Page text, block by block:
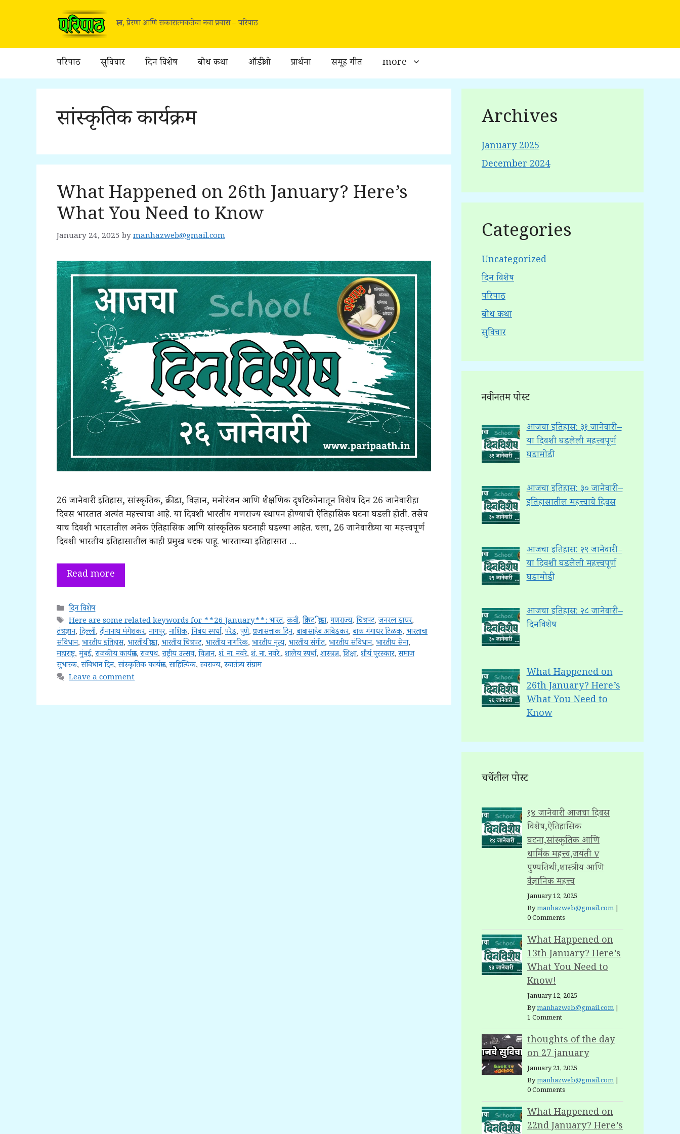
ज्ञान, प्रेरणा आणि सकारात्मकतेचा नवा प्रवास – परिपाठ
परिपाठ सुविचार दिन विशेष बोध कथा ऑडीओ प्रार्थना समूह गीत more
सांस्कृतिक कार्यक्रम
What Happened on 26th January? Here’s
What You Need to Know
January 24, 2025 bymanhazweb@gmail.com
26 जानेवारी: इतिहास, सांस्कृतिक, क्रीडा, विज्ञान, मनोरंजन आणि शैक्षणिक दृषटिकोनातून विशेष दिन 26 जानेवारी हा
दिवस भारतात अत्यंत महत्त्वाचा आहे. या दिवशी भारतीय गणराज्य स्थापन होण्याची ऐतिहासिक घटना घडली होती. तसेच
याच दिवशी भारतातील अनेक ऐतिहासिक आणि सांस्कृतिक घटनाही घडल्या आहेत. चला, 26 जानेवारीच्या या महत्त्वपूर्ण
दिवशी भारतीय इतिहासातील काही प्रमुख घटक पाहू. भारताच्या इतिहासात …
Read more
Categories
दिन विशेष
Tags
Here are some related keywords for **26 January**: भारत,कवी,क्रिकेट,क्रीडा,गणराज्य,चित्रपट,जनरल डायर,
तंत्रज्ञान,दिल्ली,दीनानाथ मंगेशकर, नागपूर, नाशिक,निबंध स्पर्धा,परेड,पुणे,प्रजासत्ताक दिन,बाबासाहेब आंबेडकर,बाळ गंगाधर टिळक, भारताचा
संविधान, भारतीय इतिहास, भारतीय क्रीडा, भारतीय चित्रपट, भारतीय नागरिक, भारतीय नृत्य, भारतीय संगीत, भारतीय संविधान, भारतीय सेना,
महाराष्ट्र,मुंबई, राजकीय कार्यक्रम, राजपथ, राष्ट्रीय उत्सव,विज्ञान, शं. ना. नवरे, शं. ना. नवरे., शालेय स्पर्धा, शास्त्रज्ञ,शिक्षा, शौर्य पुरस्कार, समाज
सुधारक, संविधान दिन, सांस्कृतिक कार्यक्रम, साहित्यिक, स्वराज्य, स्वातंत्र्य संग्राम
Leave a comment
Archives
January 2025
December 2024
Categories
Uncategorized
दिन विशेष
परिपाठ
बोध कथा
सुविचार
नवीनतम पोस्ट
आजचा इतिहास: ३१ जानेवारी –
या दिवशी घडलेली महत्त्वपूर्ण
घडामोडी
आजचा इतिहास: ३० जानेवारी –
इतिहासातील महत्त्वाचे दिवस
आजचा इतिहास: २९ जानेवारी –
या दिवशी घडलेली महत्त्वपूर्ण
घडामोडी
आजचा इतिहास: २८ जानेवारी –
दिनविशेष
What Happened on
26th January? Here’s
What You Need to
Know
चर्चेतील पोस्ट
१४ जानेवारी: आजचा दिवस
विशेष,ऐतिहासिक
घटना,सांस्कृतिक आणि
धार्मिक महत्त्व,जयंती v
पुण्यतिथी,शास्त्रीय आणि
वैज्ञानिक महत्त्व
January 12, 2025
Bymanhazweb@gmail.com
0 Comments
What Happened on
13th January? Here’s
What You Need to
Know!
January 12, 2025
Bymanhazweb@gmail.com
1 Comment
thoughts of the day
on 27 january
January 21, 2025
Bymanhazweb@gmail.com
0 Comments
What Happened on
22nd January? Here’s